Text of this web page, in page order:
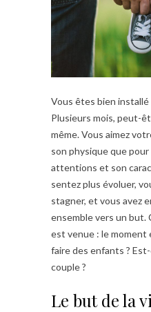
Vous êtes bien
Plusieurs mois, peut-
même. Vous aimez
son physique que
attentions et son
sentez plus évoluer,
stagner, et vous avez
ensemble vers un but.
est venue : le moment
faire des enfants ?
couple ?
Le but de la